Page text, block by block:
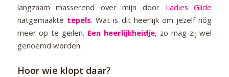
langzaam masserend over mijn door Ladies Glide
natgemaakte tepels. Wat is dit heerlijk om jezelf nóg
meer op te geilen. Een heerlijkheidje, zo mag zij wel
genoemd worden.
Hoor wie klopt daar?